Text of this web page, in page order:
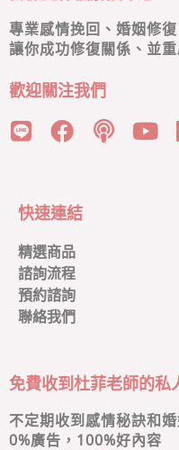
專業感情挽回、婚姻修
讓你成功修復關係、並重
歡迎關注我們
快速連結
精選商品
諮詢流程
預約諮詢
聯絡我們
免費收到杜菲老師的私
不定期收到感情秘訣和
0%廣告，100%好內容